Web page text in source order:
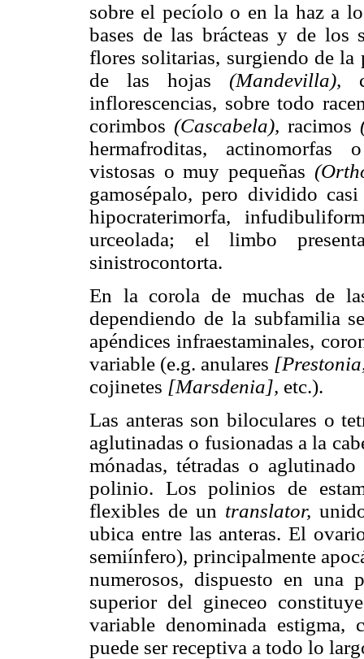
sobre el pecíolo o en la haz a
bases de las brácteas y de los
flores solitarias, surgiendo de la
de las hojas(Mandevilla),
inflorescencias, sobre todo
corimbos(Cascabela),racimos
hermafroditas, actinomorfas
vistosas o muy pequeñas
gamosépalo, pero dividido
hipocraterimorfa,
urceolada; el limbo
sinistrocontorta.
En la corola de muchas de
dependiendo de la subfamilia
apéndices infraestaminales,
variable (e.g. anulares
cojinetes [Marsdenia], etc.).
Las anteras son biloculares o
aglutinadas o fusionadas a la
mónadas, tétradas o
polinio. Los polinios de
flexibles de un translator,
ubica entre las anteras. El
semiínfero), principalmente
numerosos, dispuesto en una
superior del gineceo
variable denominada estigma,
puede ser receptiva a todo lo